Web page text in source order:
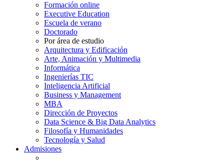
Formación online
Executive Education
Escuela de verano
Doctorado
Por área de estudio
Arquitectura y Edificación
Arte, Animación y Multimedia
Informática
Ingenierías TIC
Inteligencia Artificial
Business y Management
MBA
Dirección de Proyectos
Data Science & Big Data Analytics
Filosofía y Humanidades
Tecnología y Salud
Admisiones